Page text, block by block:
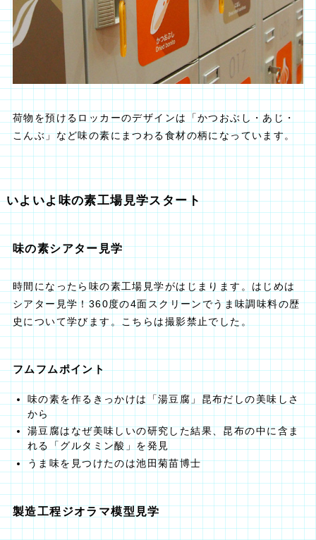
荷物を預けるロッカーのデザインは「かつおぶし・あじ・
こんぶ」など味の素にまつわる食材の柄になっています。
いよいよ味の素工場見学スタート
味の素シアター見学
時間になったら味の素工場見学がはじまります。はじめは
シアター見学！360度の4面スクリーンでうま味調味料の歴
史について学びます。こちらは撮影禁止でした。
フムフムポイント
味の素を作るきっかけは「湯豆腐」昆布だしの美味しさ
から
湯豆腐はなぜ美味しいの研究した結果、昆布の中に含ま
れる「グルタミン酸」を発見
うま味を見つけたのは池田菊苗博士
製造工程ジオラマ模型見学